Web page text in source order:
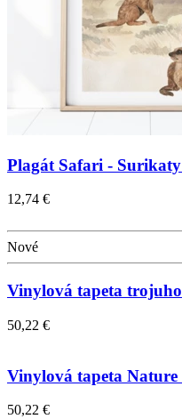
Plagát Safari -
12,74 €
Nové
Vinylová tapeta
50,22 €
Vinylová tapeta Nature
50,22 €